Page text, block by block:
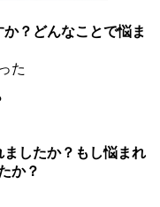
？どんなことで悩ま
た
したか？もし悩まれ
か？